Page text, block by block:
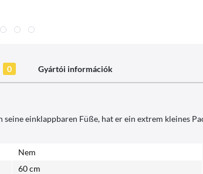
0 Gyártói információk
einklappbaren Füße, hat er ein extrem kleines
Nem
60 cm